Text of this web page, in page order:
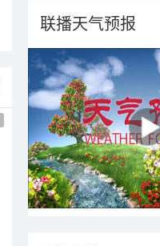
联播天气预报